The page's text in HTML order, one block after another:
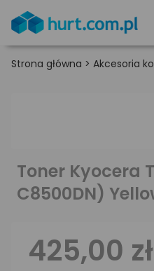
Strona główna > Akcesoria
Toner Kyocera
C8500DN)
425,00 zł